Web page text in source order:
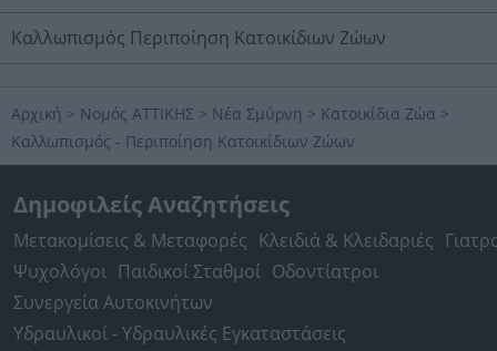
Καλλωπισμός Περιποίηση Κατοικίδιων Ζώων
Αρχική > Νομός ΑΤΤΙΚΗΣ > Νέα Σμύρνη > Κατοικίδια Ζώα >
Καλλωπισμός - Περιποίηση Κατοικίδιων Ζώων
Δημοφιλείς Αναζητήσεις
Μετακομίσεις & Μεταφορές Κλειδιά & Κλειδαριές
Ψυχολόγοι Παιδικοί Σταθμοί Οδοντίατροι
Συνεργεία Αυτοκινήτων
Υδραυλικοί - Υδραυλικές Εγκαταστάσεις